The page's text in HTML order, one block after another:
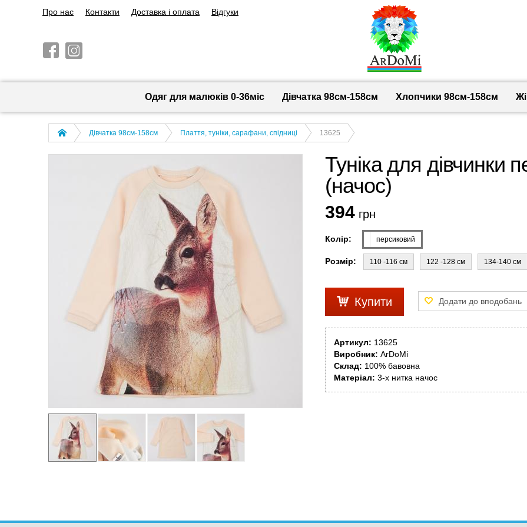
Про нас Контакти Доставка і оплата Відгуки
Одяг для малюків 0-36міс Дівчатка 98cм-158см Хлопчики 98см-158см
Дівчатка 98cм-158см Плаття, туніки, сарафани, спідниці 13625
Туніка для дівчинки
(начос)
394 грн
Колір: персиковий
Розмір: 110 -116 см 122 -128 см 134-140 см
Купити
Артикул: 13625
Виробник: ArDoMi
Склад: 100% бавовна
Матеріал: 3-х нитка начос